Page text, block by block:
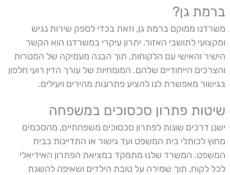
ברמת גן?
משרדנו ממוקם ברמת גן, וזאת בכדי לספק שירות נגיש
ומקצועי לתושבי האזור. יתרון עיקרי במשרדנו הוא הקשר
הישיר והאישי עם הלקוחות, תוך הבנה מעמיקה של המטרות
והצרכים הייחודיים שלהם. המומחיות של עורך הדין רועי חלפון
בגישור מאפשרת לנו להציע פתרונות מהירים ויעילים.
שיטות פתרון סכסוכים במשפחה
ישנן דרכים שונות לפתרון סכסוכים משפחתיים, מהסכמים
מחוץ לכותלי בית המשפט ועד גישור או התדיינות בבית
המשפט. המשרד שלנו מתמקד במציאת הפתרון האידיאלי
לכל לקוח, תוך שמירה על טובת הילדים ושאיפה להשגת